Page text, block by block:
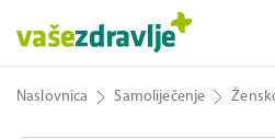
Naslovnica Samoliječenje